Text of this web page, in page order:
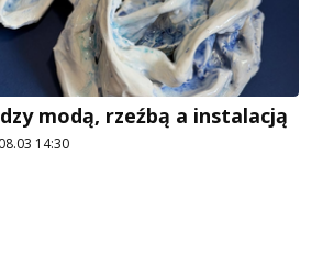
modą, rzeźbą a instalacją
14:30